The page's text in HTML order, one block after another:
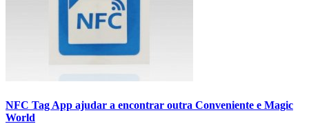
NFC Tag App ajudar a encontrar outra Conveniente e Magic
World